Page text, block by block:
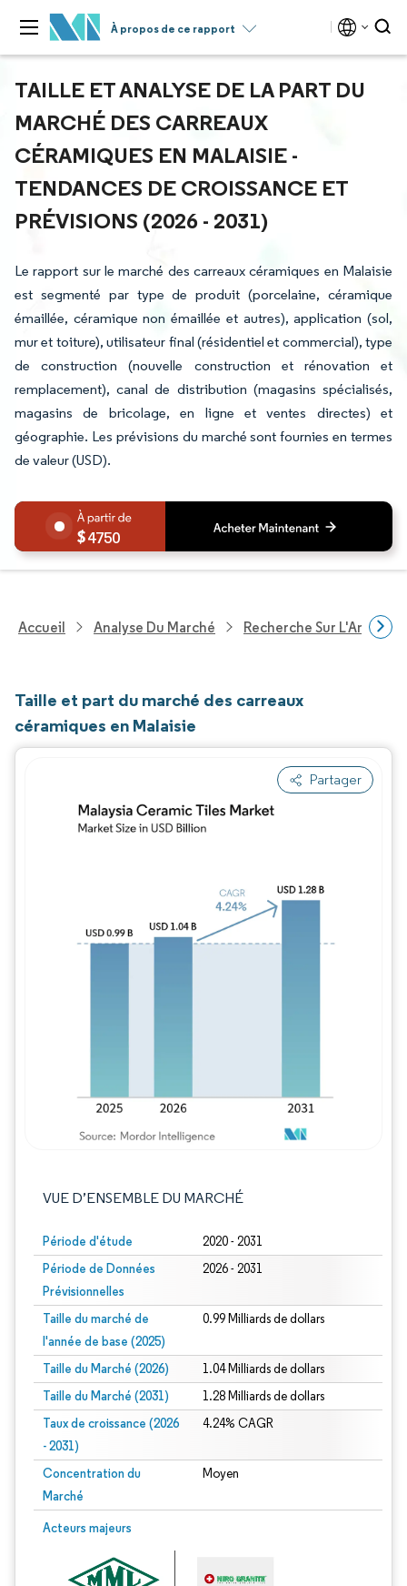
À propos de ce rapport
TAILLE ET ANALYSE DE LA PART DU
MARCHÉ DES CARREAUX
CÉRAMIQUES EN MALAISIE -
TENDANCES DE CROISSANCE ET
PRÉVISIONS (2026 - 2031)
Le rapport sur le marché des carreaux céramiques en Malaisie
est segmenté par type de produit (porcelaine, céramique
émaillée, céramique non émaillée et autres), application (sol,
mur et toiture), utilisateur final (résidentiel et commercial), type
de construction (nouvelle construction et rénovation et
remplacement), canal de distribution (magasins spécialisés,
magasins de bricolage, en ligne et ventes directes) et
géographie. Les prévisions du marché sont fournies en termes
de valeur (USD).
4750
Accueil Analyse Du Marché Recherche Sur
Taille et part du marché des carreaux
céramiques en Malaisie
Partager
VUE D’ENSEMBLE DU MARCHÉ
Période d'étude 2020 - 2031
Période de Données
Prévisionnelles
2026 - 2031
Taille du marché de
l'année de base (2025)
0.99 Milliards de dollars
Taille du Marché (2026) 1.04 Milliards de dollars
Taille du Marché (2031) 1.28 Milliards de dollars
Taux de croissance (2026
- 2031)
4.24% CAGR
Concentration du
Marché
Moyen
Acteurs majeurs
Image © Mordor Intelligence. La réutilisation nécessite une attribution sous CC